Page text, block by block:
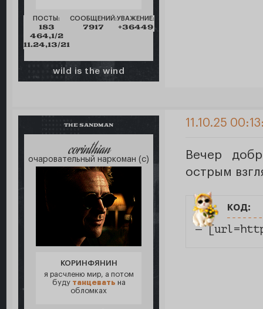
ПОСТЫ:
183
464,1/2
11.24,13/21
СООБЩЕНИЙ:
7917
УВАЖЕНИЕ:
+36449
wild is the wind
THE SANDMAN
corinthian
очаровательный наркоман (с)
КОРИНФЯНИН
я расчленю мир, а потом
буду танцевать на
обломках
11.10.25
Вечер
острым
код:
—